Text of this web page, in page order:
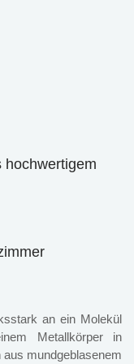
hochwertigem
an ein Molekül
Metallkörper in
mundgeblasenem